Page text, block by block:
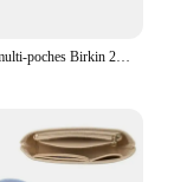
Sac intérieur multi-poches Birkin 25/30/35, sac de rangement, sac à main en feutre, doublure d'insertion